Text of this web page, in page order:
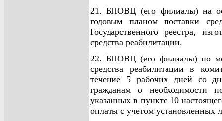
21. БПОВЦ (его филиалы) на
годовым планом поставки
Государственного реестра,
средства реабилитации.
22. БПОВЦ (его филиалы) по
средства реабилитации в
течение 5 рабочих дней со
гражданам о необходимости
указанных в пункте 10
оплаты с учетом установленных